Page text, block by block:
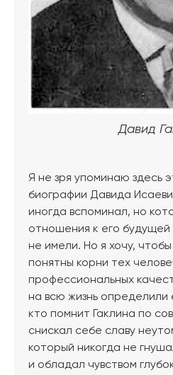
Давид
Я не зря упоминаю здесь
биографии Давида
иногда вспоминал, но
отношения к его
не имели. Но я хочу,
понятны корни тех
профессиональных
на всю жизнь определили
кто помнит Гаклина по
снискал себе славу
который никогда не
и обладал чувством